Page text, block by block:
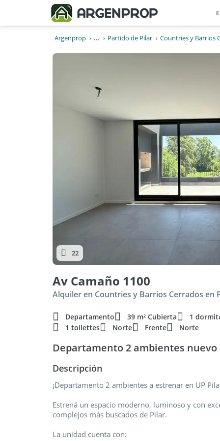
Argenprop ... Partido de Pilar Countries y Barrios
22
Av Camaño 1100
Alquiler en Countries y Barrios Cerrados en
Departamento 39 m² Cubierta 1
1 toilettes
Norte Frente Norte
Departamento 2 ambientes
Descripción
¡Departamento 2 ambientes a estrenar en UP
Estrená un espacio moderno, luminoso y con
complejos más buscados de Pilar.
La unidad cuenta con: